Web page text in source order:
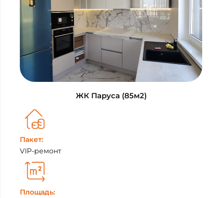
ЖК Паруса (85м2)
Пакет:
VIP-ремонт
Площадь: